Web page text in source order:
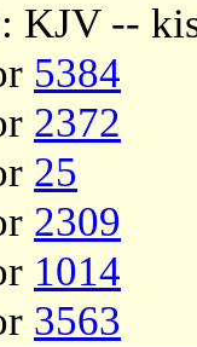
KJV --
5384
2372
25
2309
1014
3563